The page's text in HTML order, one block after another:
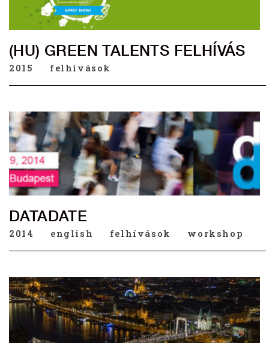
(HU) GREEN TALENTS FELHÍVÁS
2015 felhívások
DATADATE
2014 english felhívások workshop